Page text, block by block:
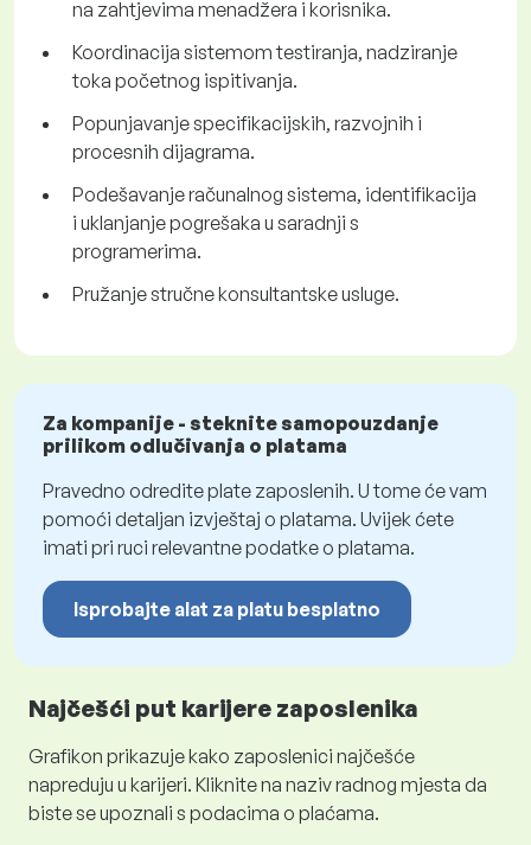
na zahtjevima menadžera i korisnika.
Koordinacija sistemom testiranja, nadziranje
toka početnog ispitivanja.
Popunjavanje specifikacijskih, razvojnih i
procesnih dijagrama.
Podešavanje računalnog sistema, identifikacija
i uklanjanje pogrešaka u saradnji s
programerima.
Pružanje stručne konsultantske usluge.
Za kompanije - steknite samopouzdanje
prilikom odlučivanja o platama
Pravedno odredite plate zaposlenih. U tome će vam
pomoći detaljan izvještaj o platama. Uvijek ćete
imati pri ruci relevantne podatke o platama.
Isprobajte alat za platu besplatno
Najčešći put karijere zaposlenika
Grafikon prikazuje kako zaposlenici najčešće
napreduju u karijeri. Kliknite na naziv radnog mjesta da
biste se upoznali s podacima o plaćama.